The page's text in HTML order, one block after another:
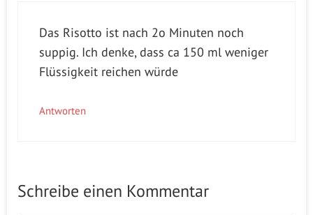
Das Risotto ist nach 2o Minuten noch
suppig. Ich denke, dass ca 150 ml weniger
Flüssigkeit reichen würde
Antworten
Schreibe einen Kommentar